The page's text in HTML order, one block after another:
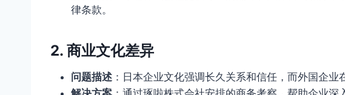
律条款。
2. 商业文化差异
问题描述 ：日本企业文化强调长久关系和信任，而外国企业